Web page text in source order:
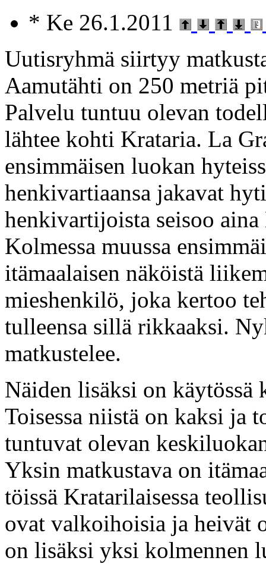
* Ke 26.1.2011
Uutisryhmä siirtyy
Aamutähti on 250 metriä
Palvelu tuntuu olevan
lähtee kohti Krataria. La
ensimmäisen luokan
henkivartiaansa jakavat
henkivartijoista seisoo aina
Kolmessa muussa
itämaalaisen näköistä
mieshenkilö, joka kertoo
tulleensa sillä rikkaaksi.
matkustelee.
Näiden lisäksi on
Toisessa niistä on kaksi ja
tuntuvat olevan
Yksin matkustava on
töissä Kratarilaisessa
ovat valkoihoisia ja heivät
on lisäksi yksi kolmennen